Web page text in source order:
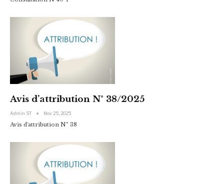
Avis d’attribution N° 38/2025
Admin ST Nov 25, 2025
Avis d'attribution N° 38